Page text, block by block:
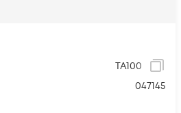
TA100
047145